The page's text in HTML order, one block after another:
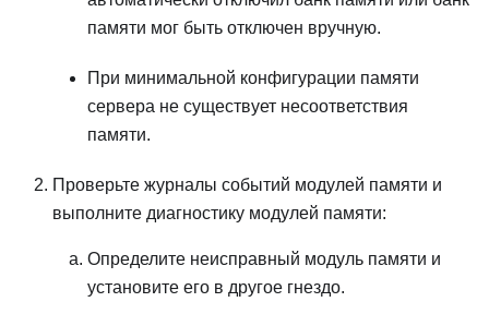
памяти мог быть отключен вручную.
При минимальной конфигурации памяти
сервера не существует несоответствия
памяти.
Проверьте журналы событий модулей памяти и
выполните диагностику модулей памяти:
Определите неисправный модуль памяти и
установите его в другое гнездо.